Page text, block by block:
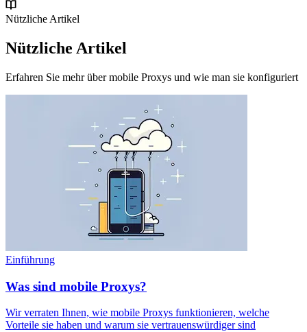
Nützliche Artikel
Nützliche Artikel
Erfahren Sie mehr über mobile Proxys und wie man sie konfiguriert
Einführung
Was sind mobile Proxys?
Wir verraten Ihnen, wie mobile Proxys funktionieren, welche
Vorteile sie haben und warum sie vertrauenswürdiger sind